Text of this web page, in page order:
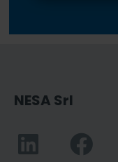
NESA Srl